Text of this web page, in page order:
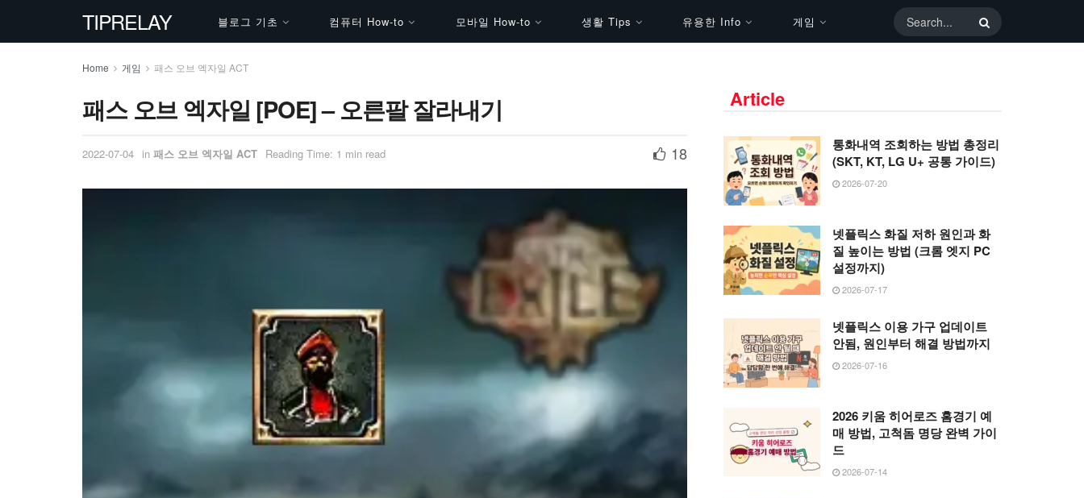
TIPRELAY 블로그 기초 컴퓨터 How-to 모바일 How-to 생활 Tips 유용한 Info 게임
Home 게임 패스 오브 엑자일 ACT
패스 오브 엑자일 [POE] – 오른팔 잘라내기
2022-07-04 in 패스 오브 엑자일 ACT Reading Time: 1 min read 18
Article
통화내역 조회하는 방법 총정리
(SKT, KT, LG U+ 공통 가이드)
2026-07-20
넷플릭스 화질 저하 원인과 화
질 높이는 방법 (크롬 엣지 PC
설정까지)
2026-07-17
넷플릭스 이용 가구 업데이트
안됨, 원인부터 해결 방법까지
2026-07-16
2026 키움 히어로즈 홈경기 예
매 방법, 고척돔 명당 완벽 가이
드
2026-07-14